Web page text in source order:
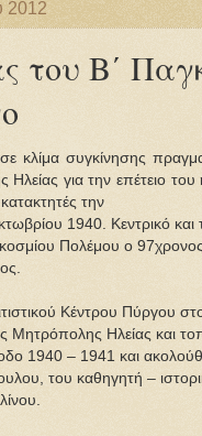
2012
του Β΄
κλίμα συγκίνησης
Ηλείας για την επέτειο
την
1940. Κεντρικό
Πολέμου ο
Κέντρου Πύργου
Μητρόπολης Ηλείας και
1940 – 1941 και
του καθηγητή –